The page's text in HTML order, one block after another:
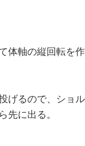
体軸の縦回転を
げるので、ショ
に出る。